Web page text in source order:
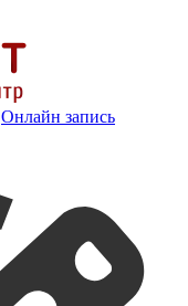
Онлайн запись